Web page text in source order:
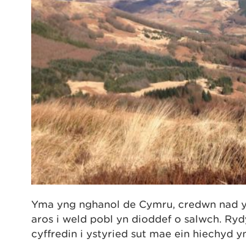
Yma yng nghanol de Cymru, credwn nad
aros i weld pobl yn dioddef o salwch.
cyffredin i ystyried sut mae ein hiechyd